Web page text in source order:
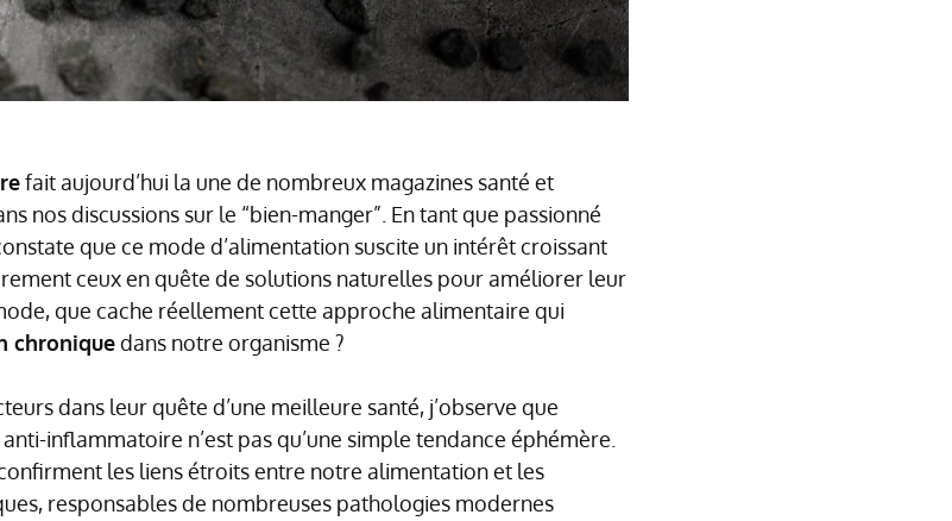
fait aujourd’hui la une de nombreux magazines santé et
nos discussions sur le “bien-manger”. En tant que passionné
que ce mode d’alimentation suscite un intérêt croissant
ceux en quête de solutions naturelles pour améliorer leur
que cache réellement cette approche alimentaire qui
chroniquedans notre organisme ?
dans leur quête d’une meilleure santé, j’observe que
inflammatoire n’est pas qu’une simple tendance éphémère.
les liens étroits entre notre alimentation et les
responsables de nombreuses pathologies modernes